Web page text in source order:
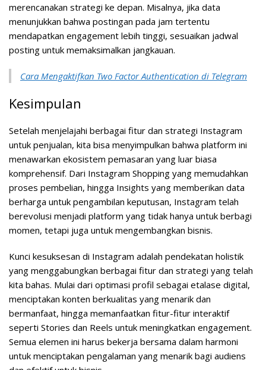
merencanakan strategi ke depan. Misalnya, jika data
menunjukkan bahwa postingan pada jam tertentu
mendapatkan engagement lebih tinggi, sesuaikan jadwal
posting untuk memaksimalkan jangkauan.
Cara Mengaktifkan Two Factor Authentication di Telegram
Kesimpulan
Setelah menjelajahi berbagai fitur dan strategi Instagram
untuk penjualan, kita bisa menyimpulkan bahwa platform ini
menawarkan ekosistem pemasaran yang luar biasa
komprehensif. Dari Instagram Shopping yang memudahkan
proses pembelian, hingga Insights yang memberikan data
berharga untuk pengambilan keputusan, Instagram telah
berevolusi menjadi platform yang tidak hanya untuk berbagi
momen, tetapi juga untuk mengembangkan bisnis.
Kunci kesuksesan di Instagram adalah pendekatan holistik
yang menggabungkan berbagai fitur dan strategi yang telah
kita bahas. Mulai dari optimasi profil sebagai etalase digital,
menciptakan konten berkualitas yang menarik dan
bermanfaat, hingga memanfaatkan fitur-fitur interaktif
seperti Stories dan Reels untuk meningkatkan engagement.
Semua elemen ini harus bekerja bersama dalam harmoni
untuk menciptakan pengalaman yang menarik bagi audiens